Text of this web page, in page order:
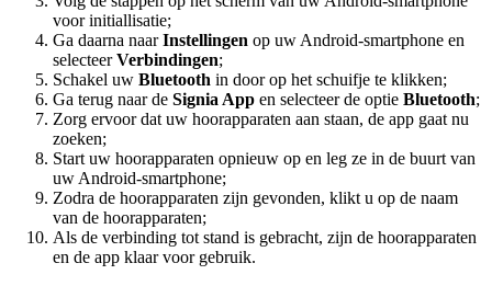
voor initiallisatie;
Ga daarna naarInstellingen op uw Android-smartphone en
selecteerVerbindingen;
Schakel uw Bluetooth in door op het schuifje te klikken;
Ga terug naar de Signia App en selecteer de optie Bluetooth;
Zorg ervoor dat uw hoorapparaten aan staan, de app gaat nu
zoeken;
Start uw hoorapparaten opnieuw op en leg ze in de buurt van
uw Android-smartphone;
Zodra de hoorapparaten zijn gevonden, klikt u op de naam
van de hoorapparaten;
Als de verbinding tot stand is gebracht, zijn de hoorapparaten
en de app klaar voor gebruik.